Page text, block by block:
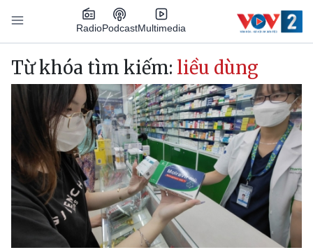
Nhảy đến nội dung
RadioPodcastMultimedia
Main navigation
Từ khóa tìm kiếm: liều dùng